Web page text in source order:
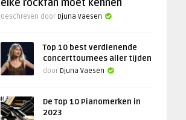
elke rockfan moet kennen
Geschreven door Djuna Vaesen
Top 10 best verdienende
concerttournees aller tijden
door Djuna Vaesen
De Top 10 Pianomerken in
2023